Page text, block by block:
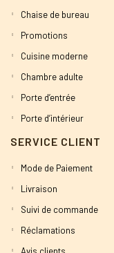
Chaise de bureau
Promotions
Cuisine moderne
Chambre adulte
Porte d’entrée
Porte d’intérieur
SERVICE CLIENT
Mode de Paiement
Livraison
Suivi de commande
Réclamations
Avis clients